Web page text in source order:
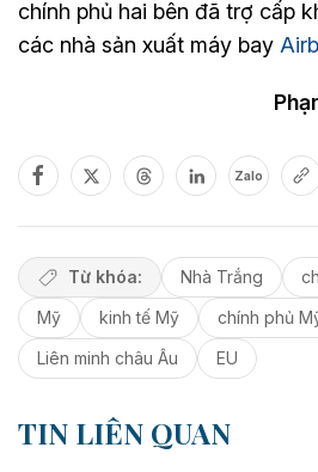
chính phủ hai bên đã trợ cấp
các nhà sản xuất máy bay
Zalo
Từ khóa: Nhà Trắng
Mỹ
kinh tế Mỹ
chính phủ
Liên minh châu Âu
EU
TIN LIÊN QUAN